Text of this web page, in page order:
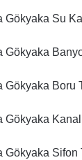
Gökyaka Su
Gökyaka
Boru
Gökyaka
Gökyaka Sifon